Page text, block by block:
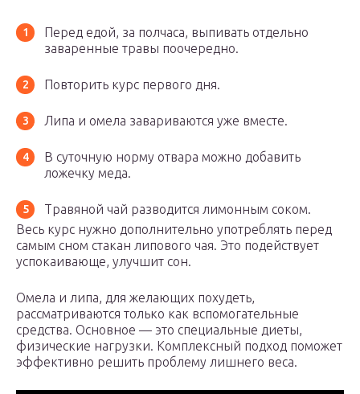
Перед едой, за полчаса, выпивать отдельно
заваренные травы поочередно.
Повторить курс первого дня.
Липа и омела завариваются уже вместе.
В суточную норму отвара можно добавить
ложечку меда.
Травяной чай разводится лимонным соком.
Весь курс нужно дополнительно употреблять перед
самым сном стакан липового чая. Это подействует
успокаивающе, улучшит сон.
Омела и липа, для желающих похудеть,
рассматриваются только как вспомогательные
средства. Основное — это специальные диеты,
физические нагрузки. Комплексный подход поможет
эффективно решить проблему лишнего веса.